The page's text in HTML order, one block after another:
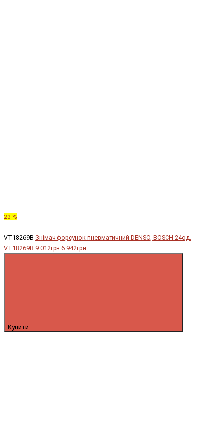
23 %
VT18269B Знімач форсунок пневматичний DENSO, BOSCH 24од.
VT18269B 9 012грн. 6 942грн.
Купити